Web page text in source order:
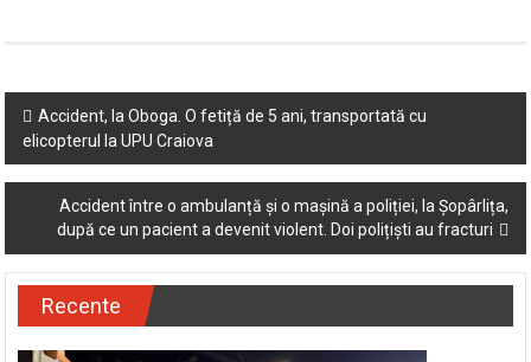
Post
navigation
Accident, la Oboga. O fetiță de 5 ani, transportată cu
Accident între o ambulanță și o mașină a poliției, la Șopârlița,
după ce un pacient a devenit violent. Doi polițiști au fracturi
Recente